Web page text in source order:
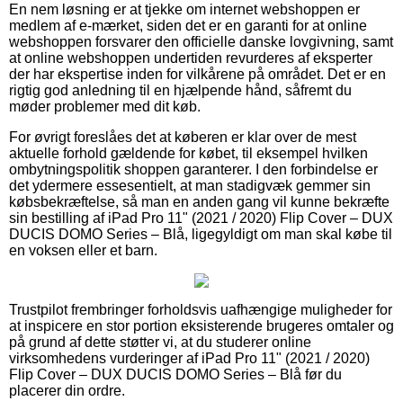
En nem løsning er at tjekke om internet webshoppen er
medlem af e-mærket, siden det er en garanti for at online
webshoppen forsvarer den officielle danske lovgivning, samt
at online webshoppen undertiden revurderes af eksperter
der har ekspertise inden for vilkårene på området. Det er en
rigtig god anledning til en hjælpende hånd, såfremt du
møder problemer med dit køb.
For øvrigt foreslåes det at køberen er klar over de mest
aktuelle forhold gældende for købet, til eksempel hvilken
ombytningspolitik shoppen garanterer. I den forbindelse er
det ydermere essesentielt, at man stadigvæk gemmer sin
købsbekræftelse, så man en anden gang vil kunne bekræfte
sin bestilling af iPad Pro 11" (2021 / 2020) Flip Cover – DUX
DUCIS DOMO Series – Blå, ligegyldigt om man skal købe til
en voksen eller et barn.
Trustpilot frembringer forholdsvis uafhængige muligheder for
at inspicere en stor portion eksisterende brugeres omtaler og
på grund af dette støtter vi, at du studerer online
virksomhedens vurderinger af iPad Pro 11" (2021 / 2020)
Flip Cover – DUX DUCIS DOMO Series – Blå før du
placerer din ordre.